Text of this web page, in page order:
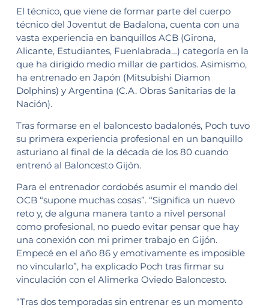
El técnico, que viene de formar parte del cuerpo
técnico del Joventut de Badalona, cuenta con una
vasta experiencia en banquillos ACB (Girona,
Alicante, Estudiantes, Fuenlabrada…) categoría en la
que ha dirigido medio millar de partidos. Asimismo,
ha entrenado en Japón (Mitsubishi Diamon
Dolphins) y Argentina (C.A. Obras Sanitarias de la
Nación).
Tras formarse en el baloncesto badalonés, Poch tuvo
su primera experiencia profesional en un banquillo
asturiano al final de la década de los 80 cuando
entrenó al Baloncesto Gijón.
Para el entrenador cordobés asumir el mando del
OCB “supone muchas cosas”. “Significa un nuevo
reto y, de alguna manera tanto a nivel personal
como profesional, no puedo evitar pensar que hay
una conexión con mi primer trabajo en Gijón.
Empecé en el año 86 y emotivamente es imposible
no vincularlo”, ha explicado Poch tras firmar su
vinculación con el Alimerka Oviedo Baloncesto.
“Tras dos temporadas sin entrenar es un momento